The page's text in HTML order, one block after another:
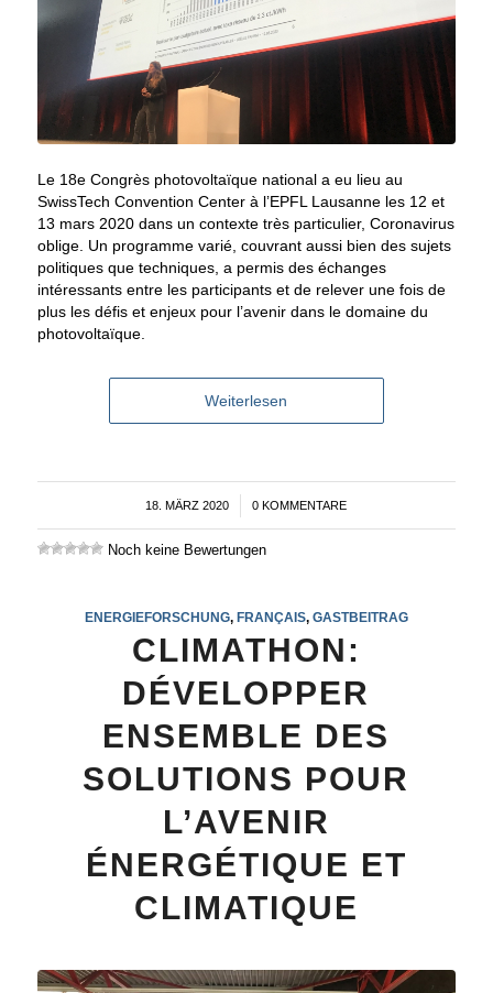
Le 18e Congrès photovoltaïque national a eu lieu au
SwissTech Convention Center à l’EPFL Lausanne les 12 et
13 mars 2020 dans un contexte très particulier, Coronavirus
oblige. Un programme varié, couvrant aussi bien des sujets
politiques que techniques, a permis des échanges
intéressants entre les participants et de relever une fois de
plus les défis et enjeux pour l’avenir dans le domaine du
photovoltaïque.
Weiterlesen
18. MÄRZ 2020
/ 0 KOMMENTARE
Noch keine Bewertungen
ENERGIEFORSCHUNG, FRANÇAIS, GASTBEITRAG
CLIMATHON:
DÉVELOPPER
ENSEMBLE DES
SOLUTIONS POUR
L’AVENIR
ÉNERGÉTIQUE ET
CLIMATIQUE